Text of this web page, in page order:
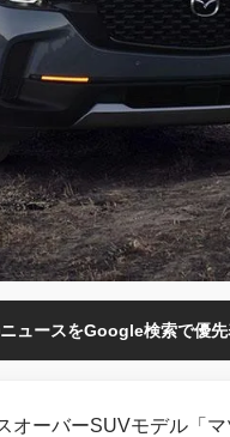
ュースをGoogle検索で優先
オーバーSUVモデル「